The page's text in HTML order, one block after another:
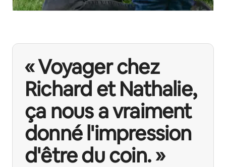
« Voyager chez
Richard et Nathalie,
ça nous a vraiment
donné l'impression
d'être du coin. »